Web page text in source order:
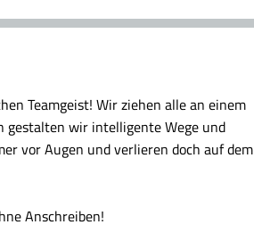
Teamgeist! Wir ziehen alle an einem
gestalten wir intelligente Wege und
vor Augen und verlieren doch auf dem
Anschreiben!